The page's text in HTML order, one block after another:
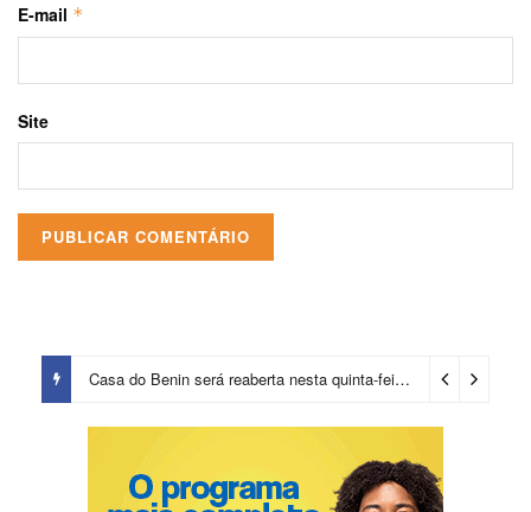
E-mail *
Site
Prefeitura certifica 4,6 mil trabalhadores pelo programa Treinar para Empregar e realiza Feirão de Empregabilidade